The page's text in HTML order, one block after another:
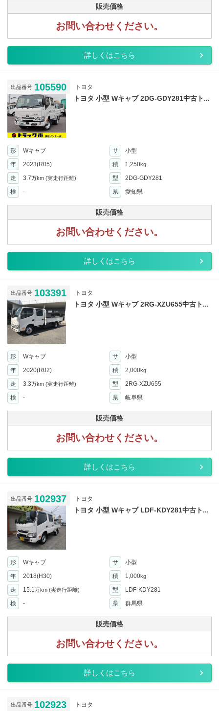
販売価格
お問い合わせください。
詳しくはこちら
出品番号 105590 トヨタ
トヨタ 小型 Wキャブ 2DG-GDY281中古ト...
形 Wキャブ サ
小型
年
2023(R05) 積 1,250kg
走 3.7万km (実走行距離) 型
2DG-GDY281
検
- 県 愛知県
販売価格
お問い合わせください。
詳しくはこちら
出品番号 103391 トヨタ
トヨタ 小型 Wキャブ 2RG-XZU655中古ト...
形 Wキャブ サ
小型
年
2020(R02) 積 2,000kg
走 3.3万km (実走行距離) 型
2RG-XZU655
検
- 県 岐阜県
販売価格
お問い合わせください。
詳しくはこちら
出品番号 102937 トヨタ
トヨタ 小型 Wキャブ LDF-KDY281中古ト...
形 Wキャブ サ
小型
年
2018(H30) 積 1,000kg
走 15.1万km (実走行距離) 型
LDF-KDY281
検
- 県 群馬県
販売価格
お問い合わせください。
詳しくはこちら
出品番号 102923 トヨタ